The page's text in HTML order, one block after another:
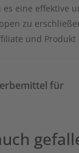
eine effektive
zu
und
für